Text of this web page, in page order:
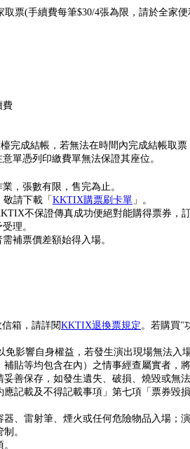
票(手續費每筆$30/4張為限，請於全家
費
完成結帳，若無法在時間內完成結帳取
單憑列印繳費單無法保證其座位。
，張數有限，售完為止。
請下載「 KKTIX購票刷卡單 」。
不保證傳真成功便絕對能購得票券，
理。
補票價差額始得入場。
箱，請詳閱KKTIX退換票規定 。若購買"
影響自身權益，若發生演出現場無法入
貼等均包含在內）之情事經查屬實者，
善保存，如發生遺失、破損、燒毀或無
記載及不得記載事項」第七項「票券
、雷射筆、煙火或任何危險物品入場；
。
。